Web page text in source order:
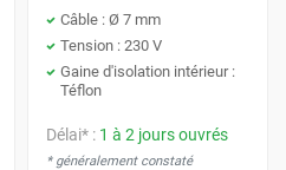
Câble : Ø 7 mm
Tension : 230 V
Gaine d'isolation intérieur :
Téflon
Délai* : 1 à 2 jours ouvrés
* généralement constaté